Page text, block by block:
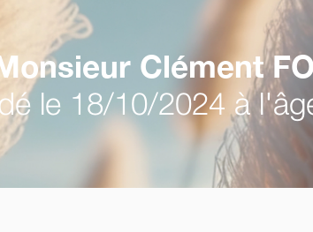
Clément
le 18/10/2024 à